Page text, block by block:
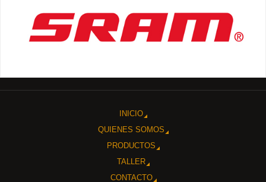
INICIO
QUIENES SOMOS
PRODUCTOS
TALLER
CONTACTO